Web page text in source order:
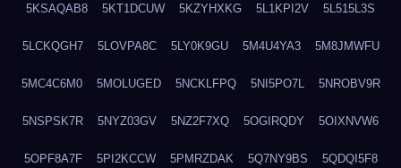
5KSAQAB8 5KT1DCUW 5KZYHXKG 5L1KPI2V 5L515L3S
5LCKQGH7 5LOVPA8C 5LY0K9GU 5M4U4YA3 5M8JMWFU
5MC4C6M0 5MOLUGED 5NCKLFPQ 5NI5PO7L 5NROBV9R
5NSPSK7R 5NYZ03GV 5NZ2F7XQ 5OGIRQDY 5OIXNVW6
5OPF8A7F 5PI2KCCW 5PMRZDAK 5Q7NY9BS 5QDQI5F8